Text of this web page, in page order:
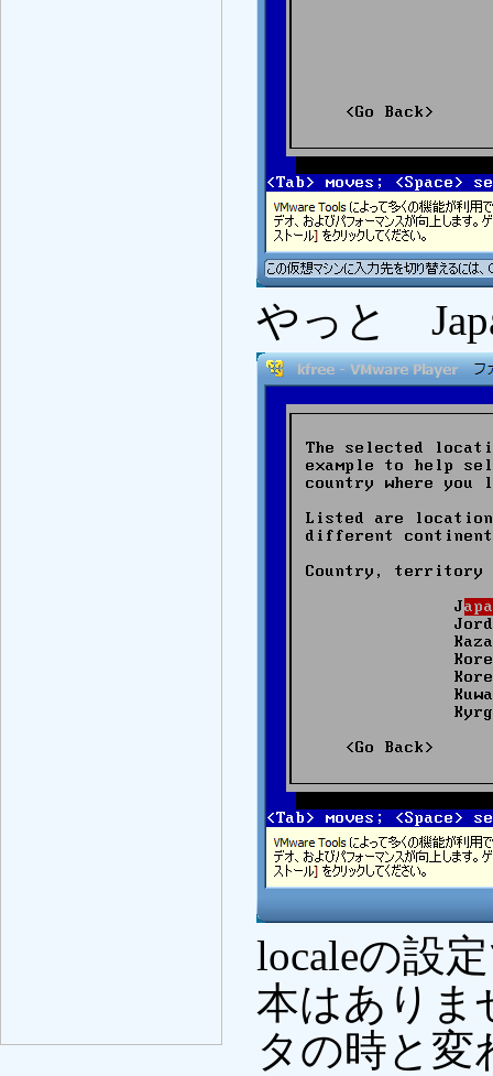
やっと
localeの設
本はありま
タの時と変